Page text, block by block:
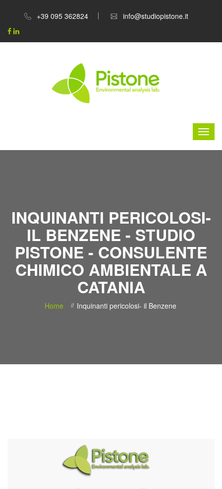
+39 095 362824 info@studiopistone.it
INQUINANTI PERICOLOSI-
IL BENZENE - STUDIO
PISTONE - CONSULENTE
CHIMICO AMBIENTALE A
CATANIA
Home Inquinanti pericolosi- il Benzene